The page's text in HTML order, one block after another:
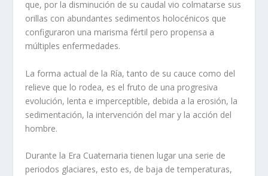
que, por la disminución de su caudal vio colmatarse sus
orillas con abundantes sedimentos holocénicos que
configuraron una marisma fértil pero propensa a
múltiples enfermedades.
La forma actual de la Ría, tanto de su cauce como del
relieve que lo rodea, es el fruto de una progresiva
evolución, lenta e imperceptible, debida a la erosión, la
sedimentación, la intervención del mar y la acción del
hombre.
Durante la Era Cuaternaria tienen lugar una serie de
periodos glaciares, esto es, de baja de temperaturas,